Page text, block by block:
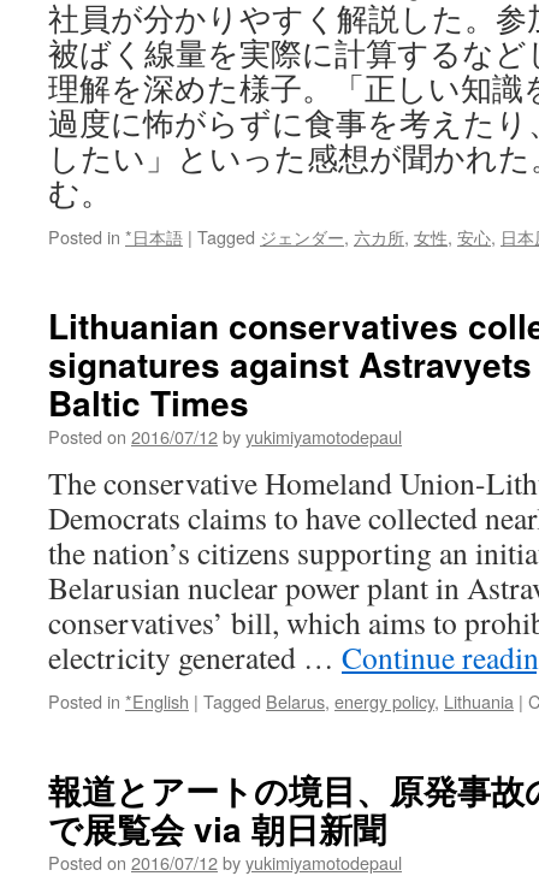
社員が分かりやすく解説した。
被ばく線量を実際に計算するな
理解を深めた様子。「正しい知識
過度に怖がらずに食事を考えた
したい」といった感想が聞かれ
む。
Posted in *日本語 | Tagged ジェンダー, 六カ所, 女性, 安心, 日
Lithuanian conservatives
signatures against
Baltic Times
Posted on 2016/07/12byyukimiyamotodepaul
The conservative Homeland Union-
Democrats claims to have collected
the nation’s citizens supporting an
Belarusian nuclear power plant in
conservatives’ bill, which aims to
electricity generated … Continue
Posted in *English | Tagged Belarus, energy policy, Lithuania |
報道とアートの境目、原発事
で展覧会 via 朝日新聞
Posted on 2016/07/12byyukimiyamotodepaul